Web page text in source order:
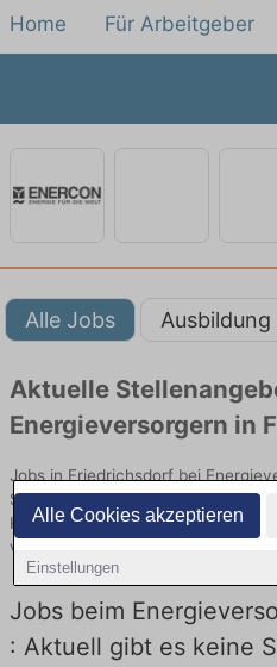
Alle Cookies akzeptieren
Einstellungen
Home Für Arbeitgeber
Alle Jobs Ausbildung
Aktuelle
Energieversorgern in
Jobs in Friedrichsdorf bei
Stellenangebote in
Kundenservice. Jetzt Berufe und
vergleichen.
Jobs beim
: Aktuell gibt es keine